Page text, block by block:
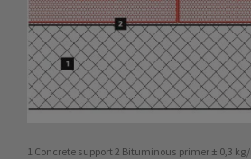
1 Concrete support 2 Bituminous primer ± 0,3 kg/